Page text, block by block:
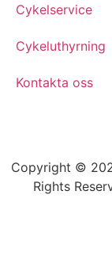
Cykelservice
Cykeluthyrning
Kontakta oss
Copyright ©
Rights